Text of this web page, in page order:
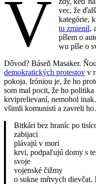
V
vec, že
kategórie,
tu zmienil,
píšem o
wu píše o
Dôvod? Báseň Masaker.
demokratických protestov v
pokoja. Iróniou je, že ho
som mal pocit, že ho
krviprelievaní, nemohol
všimli komunisti a zavreli ho.
Bitkári bez hraníc po
zabijaci
plávajú v mori
krvi, podpaľujú domy s
svoje
vojenské čižmy
o sukne mŕtvych dievčat.